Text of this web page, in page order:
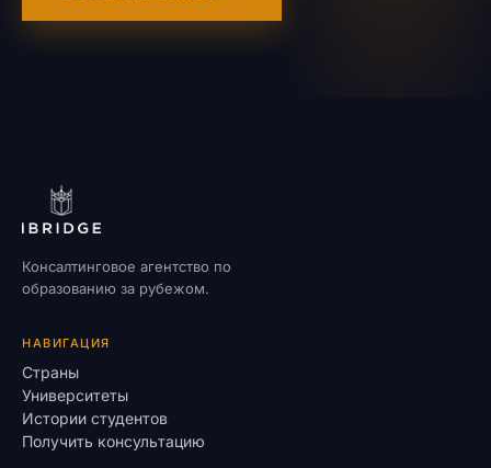
Консалтинговое агентство по
образованию за рубежом.
НАВИГАЦИЯ
Страны
Университеты
Истории студентов
Получить консультацию